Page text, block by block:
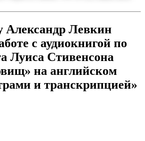
Александр Левкин
с аудиокнигой по
Луиса Стивенсона
на английском
и транскрипцией»